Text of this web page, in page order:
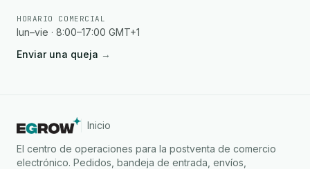
HORARIO COMERCIAL
lun–vie · 8:00–17:00 GMT+1
Enviar una queja →
Inicio
El centro de operaciones para la postventa de comercio
electrónico. Pedidos, bandeja de entrada, envíos,